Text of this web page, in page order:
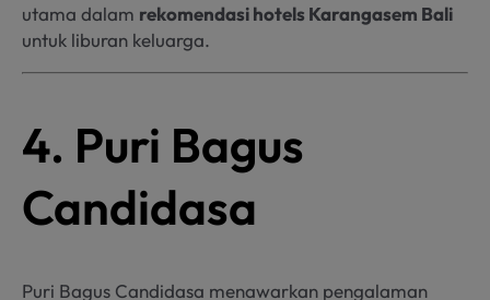
utama dalam rekomendasi hotels Karangasem Bali
untuk liburan keluarga.
4. Puri Bagus
Candidasa
Puri Bagus Candidasa menawarkan pengalaman